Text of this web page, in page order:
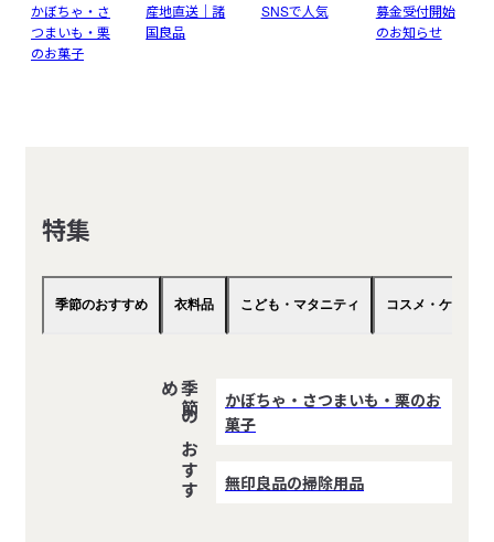
かぼちゃ・さ
つまいも・栗
のお菓子
産地直送｜諸
国良品
SNSで人気
募金受付開始
のお知らせ
特集
季節のおすすめ 衣料品 こども・マタニティ コスメ・ケア
季
節
の
お
す
す
め
かぼちゃ・さつまいも・栗のお
菓子
無印良品の掃除用品